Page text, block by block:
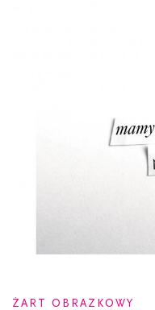
ŻART OBRAZKOWY